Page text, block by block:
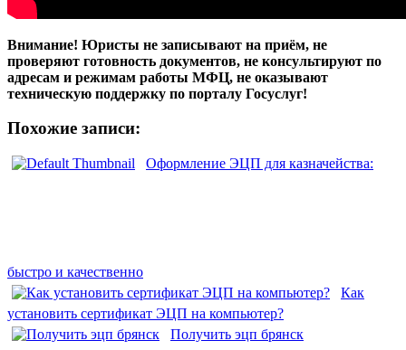
Внимание! Юристы не записывают на приём, не
проверяют готовность документов, не консультируют по
адресам и режимам работы МФЦ, не оказывают
техническую поддержку по порталу Госуслуг!
Похожие записи:
Оформление ЭЦП для казначейства:
быстро и качественно
Как
установить сертификат ЭЦП на компьютер?
Получить эцп брянск